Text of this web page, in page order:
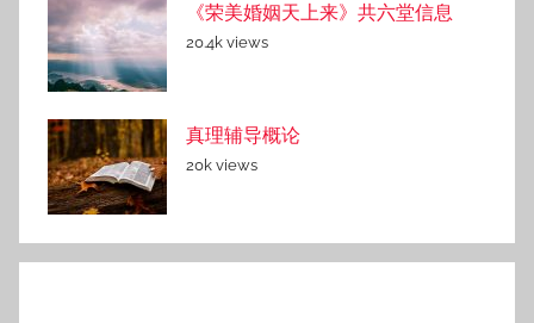
《荣美婚姻天上来》共六堂信息
20.4k views
真理辅导概论
20k views